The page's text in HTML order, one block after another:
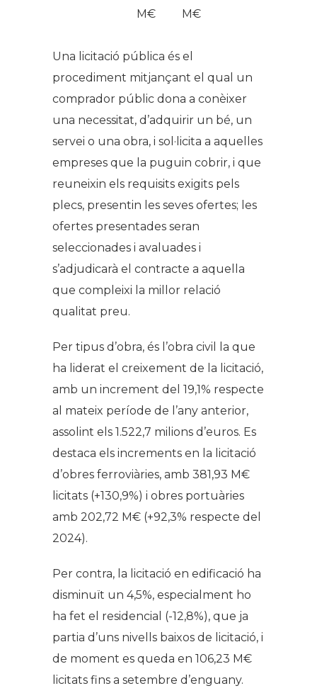
M€
M€
Una licitació pública és el
procediment mitjançant el qual un
comprador públic dona a conèixer
una necessitat, d’adquirir un bé, un
servei o una obra, i sol·licita a aquelles
empreses que la puguin cobrir, i que
reuneixin els requisits exigits pels
plecs, presentin les seves ofertes; les
ofertes presentades seran
seleccionades i avaluades i
s’adjudicarà el contracte a aquella
que compleixi la millor relació
qualitat preu.
Per tipus d’obra, és l’obra civil la que
ha liderat el creixement de la licitació,
amb un increment del 19,1% respecte
al mateix període de l’any anterior,
assolint els 1.522,7 milions d’euros. Es
destaca els increments en la licitació
d’obres ferroviàries, amb 381,93 M€
licitats (+130,9%) i obres portuàries
amb 202,72 M€ (+92,3% respecte del
2024).
Per contra, la licitació en edificació ha
disminuït un 4,5%, especialment ho
ha fet el residencial (-12,8%), que ja
partia d’uns nivells baixos de licitació, i
de moment es queda en 106,23 M€
licitats fins a setembre d’enguany.